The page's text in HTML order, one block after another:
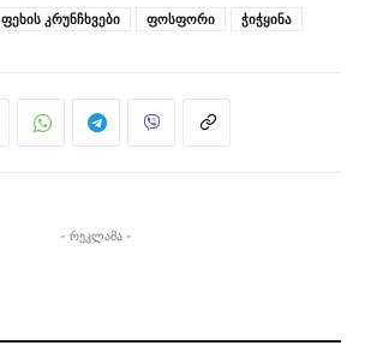
ფეხის კრუნჩხვები ფოსფორი ჭიჭყინა
- რეკლამა -